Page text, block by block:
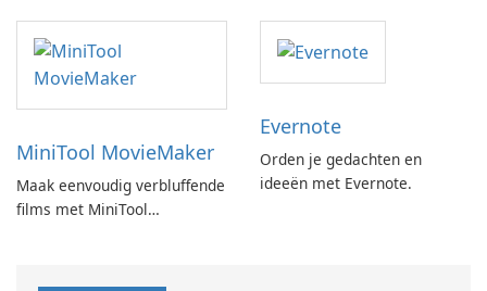
MiniTool MovieMaker
Maak eenvoudig verbluffende
films met MiniTool
Evernote
Orden je gedachten en
ideeën met Evernote.